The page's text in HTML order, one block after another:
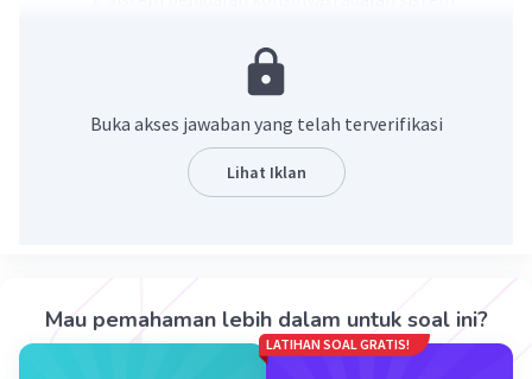
menitipkan barang kepada pihak lain untuk
dijualkan. Dalam sistem ini, pihak yang
menitipkan barang disebut consignor,
sedangkan pihak yang menerima barang disebut
consignee. Berikut ini adalah beberapa hal yang
perlu diketahui mengenai sistem penjualan
perjanjian bagi hasil atau perjanjian titip
jual.
Perjanjian konsinyasi memiliki batas waktu
Buka akses jawaban yang telah terverifikasi
Lihat Iklan
Mau pemahaman lebih dalam untuk soal ini?
LATIHAN SOAL GRATIS!